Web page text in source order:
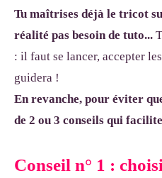
Tu maîtrises déjà le tricot
réalité pas besoin de tuto...
: il faut se lancer, accepter
guidera !
En revanche, pour éviter
de 2 ou 3 conseils qui
Conseil n° 1 :